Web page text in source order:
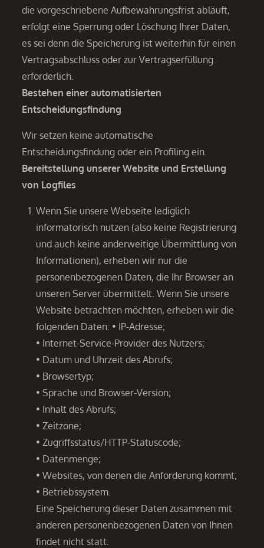
die vorgeschriebene Aufbewahrungsfrist abläuft,
erfolgt eine Sperrung oder Löschung Ihrer Daten,
es sei denn die Speicherung ist weiterhin für einen
Vertragsabschluss oder zur Vertragserfüllung
erforderlich.
Bestehen einer automatisierten
Entscheidungsfindung
Wir setzen keine automatische
Entscheidungsfindung oder ein Profiling ein.
Bereitstellung unserer Website und Erstellung
von Logfiles
Wenn Sie unsere Webseite lediglich
informatorisch nutzen (also keine Registrierung
und auch keine anderweitige Übermittlung von
Informationen), erheben wir nur die
personenbezogenen Daten, die Ihr Browser an
unseren Server übermittelt. Wenn Sie unsere
Website betrachten möchten, erheben wir die
folgenden Daten: • IP-Adresse;
• Internet-Service-Provider des Nutzers;
• Datum und Uhrzeit des Abrufs;
• Browsertyp;
• Sprache und Browser-Version;
• Inhalt des Abrufs;
• Zeitzone;
• Zugriffsstatus/HTTP-Statuscode;
• Datenmenge;
• Websites, von denen die Anforderung kommt;
• Betriebssystem.
Eine Speicherung dieser Daten zusammen mit
anderen personenbezogenen Daten von Ihnen
findet nicht statt.